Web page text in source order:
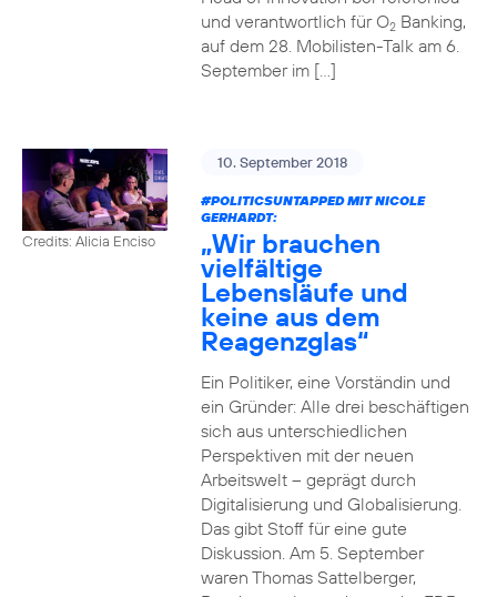
und verantwortlich für O2Banking,
auf dem 28. Mobilisten-Talk am 6.
September im […]
Credits: Alicia Enciso
10. September 2018
#POLITICSUNTAPPEDMIT NICOLE
GERHARDT:
„Wir brauchen
vielfältige
Lebensläufe und
keine aus dem
Reagenzglas“
Ein Politiker, eine Vorständin und
ein Gründer: Alle drei beschäftigen
sich aus unterschiedlichen
Perspektiven mit der neuen
Arbeitswelt – geprägt durch
Digitalisierung und Globalisierung.
Das gibt Stoff für eine gute
Diskussion. Am 5. September
waren Thomas Sattelberger,